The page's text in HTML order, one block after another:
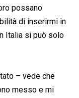
possano
di inserirmi in
Italia si può solo
– vede che
messo e mi